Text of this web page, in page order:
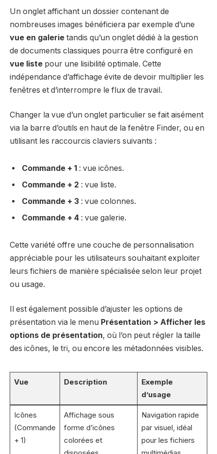
Un onglet affichant un dossier contenant de
nombreuses images bénéficiera par exemple d’une
vue en galerie tandis qu’un onglet dédié à la gestion
de documents classiques pourra être configuré en
vue liste pour une lisibilité optimale. Cette
indépendance d’affichage évite de devoir multiplier les
fenêtres et d’interrompre le flux de travail.
Changer la vue d’un onglet particulier se fait aisément
via la barre d’outils en haut de la fenêtre Finder, ou en
utilisant les raccourcis claviers suivants :
Commande + 1 : vue icônes.
Commande + 2 : vue liste.
Commande + 3 : vue colonnes.
Commande + 4 : vue galerie.
Cette variété offre une couche de personnalisation
appréciable pour les utilisateurs souhaitant exploiter
leurs fichiers de manière spécialisée selon leur projet
ou usage.
Il est également possible d’ajuster les options de
présentation via le menu Présentation > Afficher les
options de présentation, où l’on peut régler la taille
des icônes, le tri, ou encore les métadonnées visibles.
Vue Description
Exemple
d’usage
Icônes
(Commande
+ 1)
Affichage sous
forme d’icônes
colorées et
Navigation rapide
par visuel, idéal
pour les fichiers